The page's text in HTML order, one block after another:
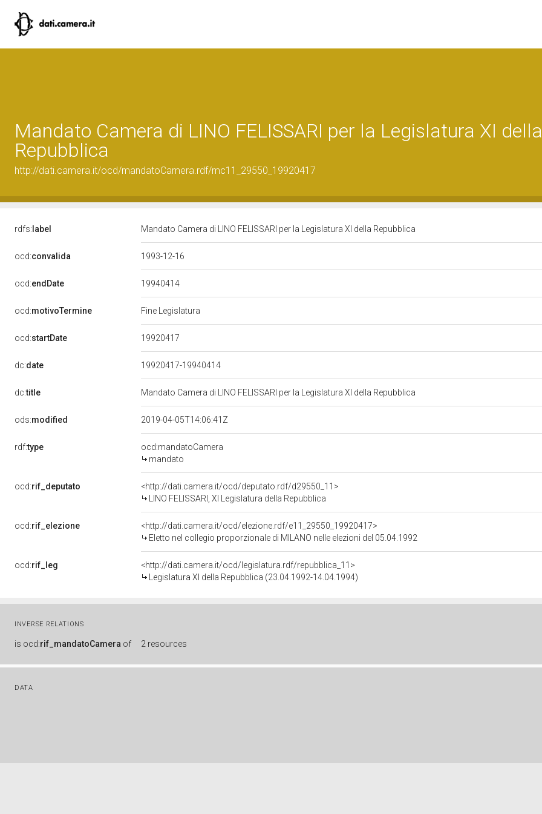
Mandato Camera di LINO FELISSARI per la Legislatura XI della
Repubblica
http://dati.camera.it/ocd/mandatoCamera.rdf/mc11_29550_19920417
rdfs: label Mandato Camera di LINO FELISSARI per la Legislatura XI della Repubblica
ocd:convalida 1993-12-16
ocd:endDate 19940414
ocd:motivoTermine Fine Legislatura
ocd:startDate 19920417
dc:date 19920417-19940414
dc:title Mandato Camera di LINO FELISSARI per la Legislatura XI della Repubblica
ods:modified 2019-04-05T14:06:41Z
rdf:type
ocd:mandatoCamera
mandato
ocd:rif_deputato
<http://dati.camera.it/ocd/deputato.rdf/d29550_11>
LINO FELISSARI, XI Legislatura della Repubblica
ocd:rif_elezione
<http://dati.camera.it/ocd/elezione.rdf/e11_29550_19920417>
Eletto nel collegio proporzionale di MILANO nelle elezioni del 05.04.1992
ocd:rif_leg
<http://dati.camera.it/ocd/legislatura.rdf/repubblica_11>
Legislatura XI della Repubblica (23.04.1992-14.04.1994)
INVERSE RELATIONS
is ocd:rif_mandatoCamera of 2 resources
DATA